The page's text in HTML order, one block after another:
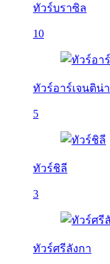
ทัวร์บราซิล
10
ทัวร์อาร์เจนติน่า
5
ทัวร์ชิลี
3
ทัวร์ศรีลังกา